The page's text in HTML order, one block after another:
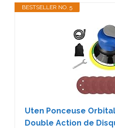
BESTSELLER NO. 5
Uten Ponceuse
Double Action de